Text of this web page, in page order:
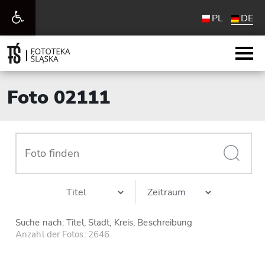
Werkzeugleiste
öffnen
PL DE
Foto 02111
Suche nach: Titel, Stadt, Kreis, Beschreibung
Anzahl der Fotos: 2646